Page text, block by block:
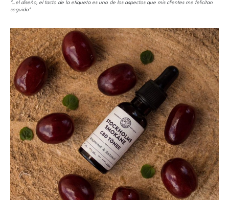
”…el diseño, el tacto de la etiqueta es uno de los aspectos que mis clientes me felicitan
seguido”